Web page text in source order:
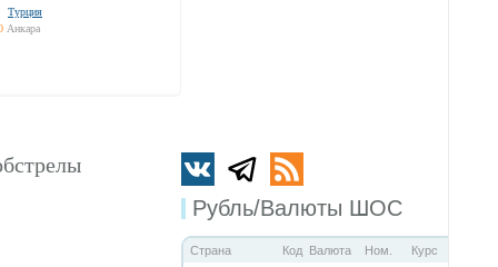
Турция
Анкара
Рубль/Валюты ШОС
Страна Код Валюта Ном. Курс